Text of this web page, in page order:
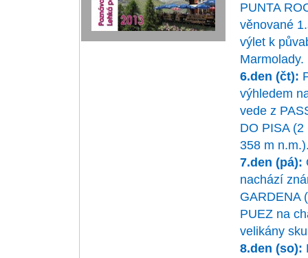
PUNTA
věnované
výlet k
Marmolady.
6.den (čt):
výhledem
vede z
DO PISA
358 m
7.den (pá):
nachází
GARDENA
PUEZ na
velikány
8.den (so):